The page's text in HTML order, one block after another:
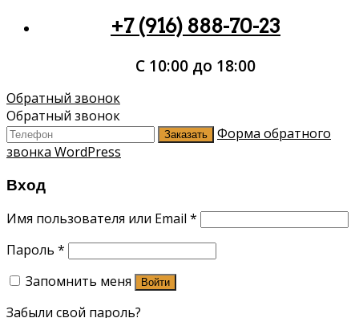
+7 (916) 888-70-23
С 10:00 до 18:00
Обратный звонок
Обратный звонок
Заказать
Форма обратного
звонка WordPress
Вход
Имя пользователя или Email *
Пароль *
Запомнить меня
Войти
Забыли свой пароль?